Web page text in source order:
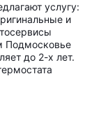
услугу:
и
Подмосковье
до 2-х лет.